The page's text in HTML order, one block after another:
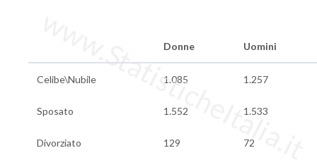
Donne Uomini
Celibe\Nubile 1.085 1.257
Sposato 1.552 1.533
Divorziato 129 72
www.StatisticheItalia.it